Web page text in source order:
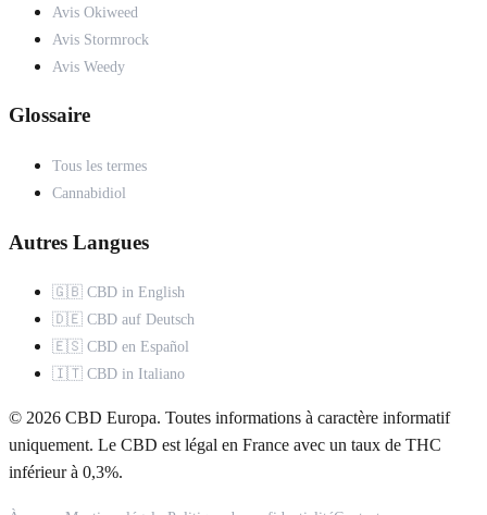
Avis Okiweed
Avis Stormrock
Avis Weedy
Glossaire
Tous les termes
Cannabidiol
Autres Langues
🇬🇧 CBD in English
🇩🇪 CBD auf Deutsch
🇪🇸 CBD en Español
🇮🇹 CBD in Italiano
© 2026 CBD Europa. Toutes informations à caractère informatif
uniquement. Le CBD est légal en France avec un taux de THC
inférieur à 0,3%.